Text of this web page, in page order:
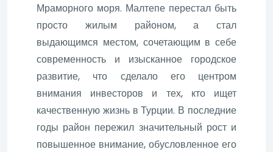
Мраморного моря. Малтепе перестал быть
просто жилым районом, а стал
выдающимся местом, сочетающим в себе
современность и изысканное городское
развитие, что сделало его центром
внимания инвесторов и тех, кто ищет
качественную жизнь в Турции. В последние
годы район пережил значительный рост и
повышенное внимание, обусловленное его